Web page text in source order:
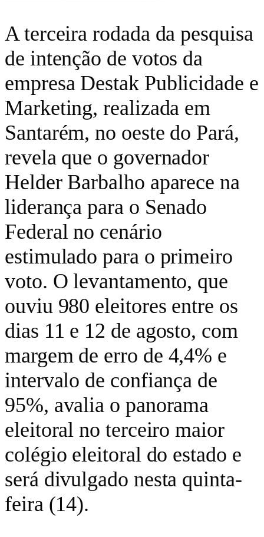
A terceira rodada da pesquisa
de intenção de votos da
empresa Destak Publicidade e
Marketing, realizada em
Santarém, no oeste do Pará,
revela que o governador
Helder Barbalho aparece na
liderança para o Senado
Federal no cenário
estimulado para o primeiro
voto. O levantamento, que
ouviu 980 eleitores entre os
dias 11 e 12 de agosto, com
margem de erro de 4,4% e
intervalo de confiança de
95%, avalia o panorama
eleitoral no terceiro maior
colégio eleitoral do estado e
será divulgado nesta quinta-
feira (14).